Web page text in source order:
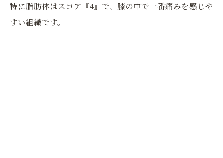
特に脂肪体はスコア『4』で、膝の中で一番痛みを感じや
すい組織です。